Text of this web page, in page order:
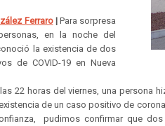
Ferraro| Para sorpresa
en la noche del
la existencia de dos
de COVID-19 en Nueva
22 horas del viernes, una persona
de un caso positivo de
pudimos confirmar que